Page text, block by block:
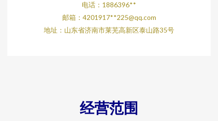
电话：1886396**
邮箱：4201917**225@qq.com
地址：山东省济南市莱芜高新区泰山路35号
经营范围